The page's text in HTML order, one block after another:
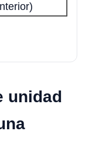
unidad